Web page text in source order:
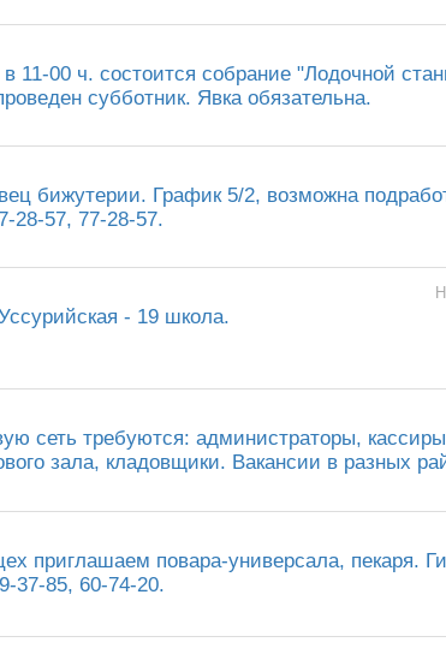
в 11-00 ч. состоится собрание "Лодочной
субботник. Явка обязательна.
бижутерии. График 5/2, возможна
28-57, 77-28-57.
- 19 школа.
сеть требуются: администраторы,
зала, кладовщики. Вакансии в разных
приглашаем повара-универсала, пекаря.
37-85, 60-74-20.